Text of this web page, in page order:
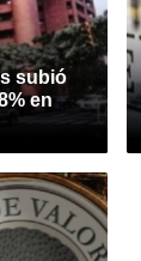
subió
en